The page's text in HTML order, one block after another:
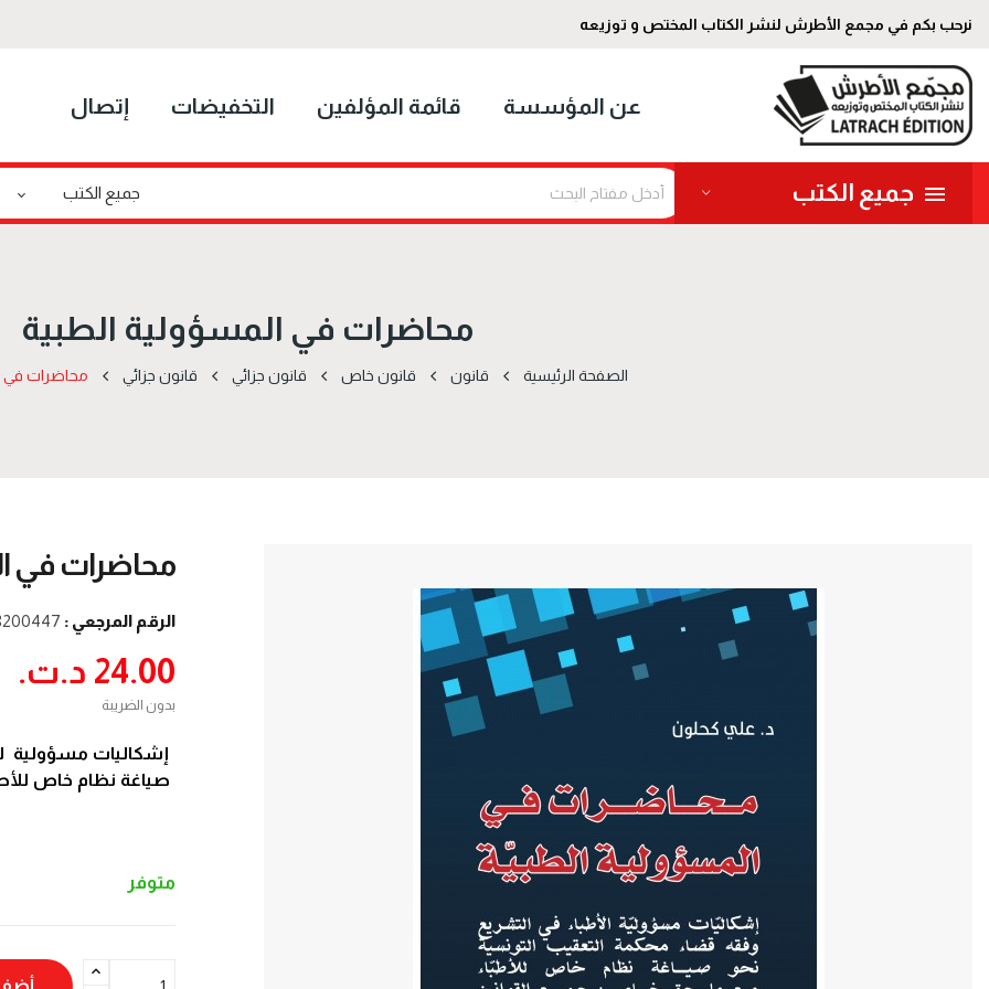
نرحب بكم في مجمع الأطرش لنشر الكتاب المختص و توزيعه
عن المؤسسة قائمة المؤلفين التخفيضات إتصال
جميع الكتب
محاضرات في المسؤولية الطبية
الصفحة الرئيسية قانون قانون خاص قانون جزائي قانون جزائي محاضرات في
محاضرات في
الرقم المرجعي :
24.00 د.ت.‏
بدون الضريبة
إشكاليات مسؤولية
صياغة نظام خاص
متوفر